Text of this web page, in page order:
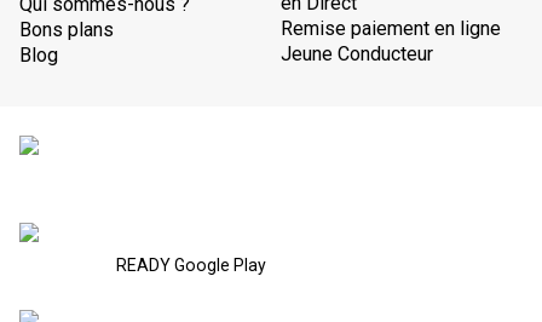
Bons plans
Blog
Remise paiement en ligne
Jeune Conducteur
READY Google Play